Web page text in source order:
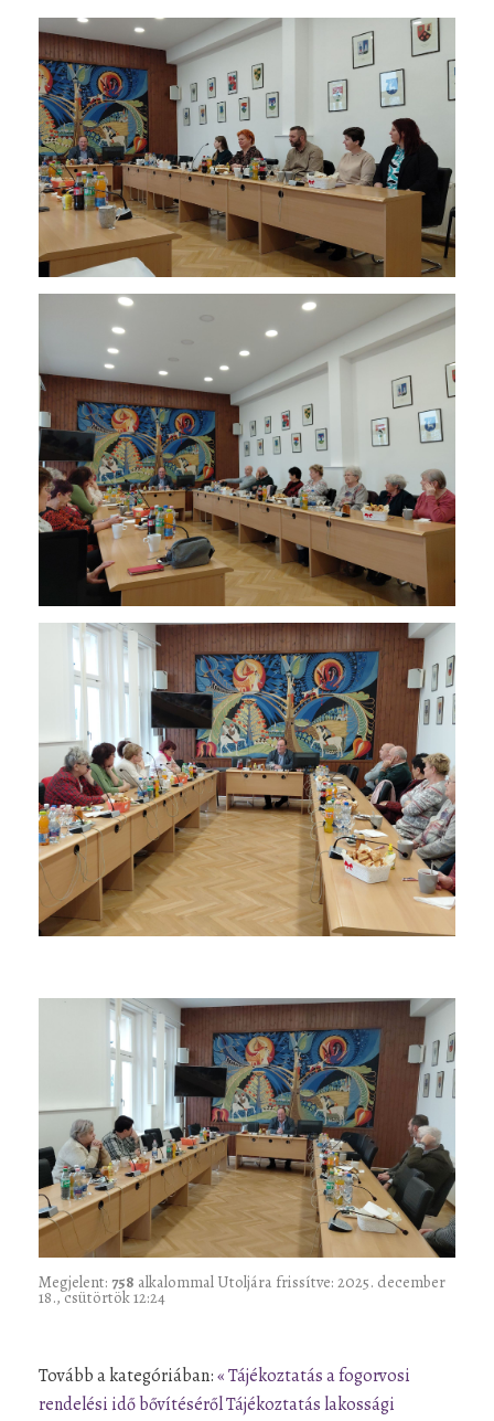
Megjelent: 758 alkalommal Utoljára frissítve: 2025. december
18., csütörtök 12:24
Tovább a kategóriában:« Tájékoztatás a fogorvosi
rendelési idő bővítésérőlTájékoztatás lakossági